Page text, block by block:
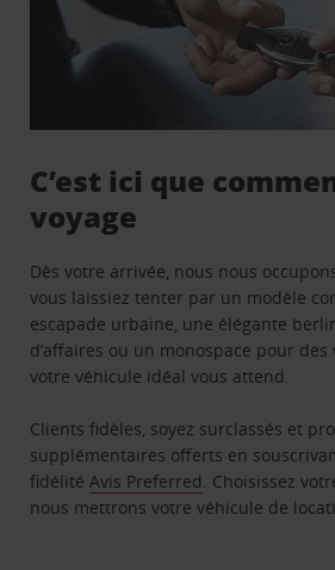
C’est ici que
voyage
Dès votre arrivée, nous nous
vous laissiez tenter par un modèle
escapade urbaine, une élégante
d’affaires ou un monospace pour
votre véhicule idéal vous attend.
Clients fidèles, soyez surclassés et
supplémentaires offerts en
fidélitéAvis Preferred. Choisissez
nous mettrons votre véhicule de